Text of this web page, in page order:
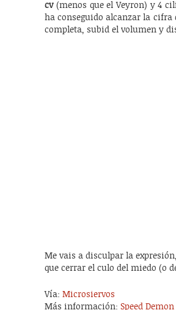
cv(menos que el Veyron) y 4
ha conseguido alcanzar la cifra
completa, subid el volumen y
Me vais a disculpar la
que cerrar el culo del miedo (o
Vía:Microsiervos
Más información:Speed Demon